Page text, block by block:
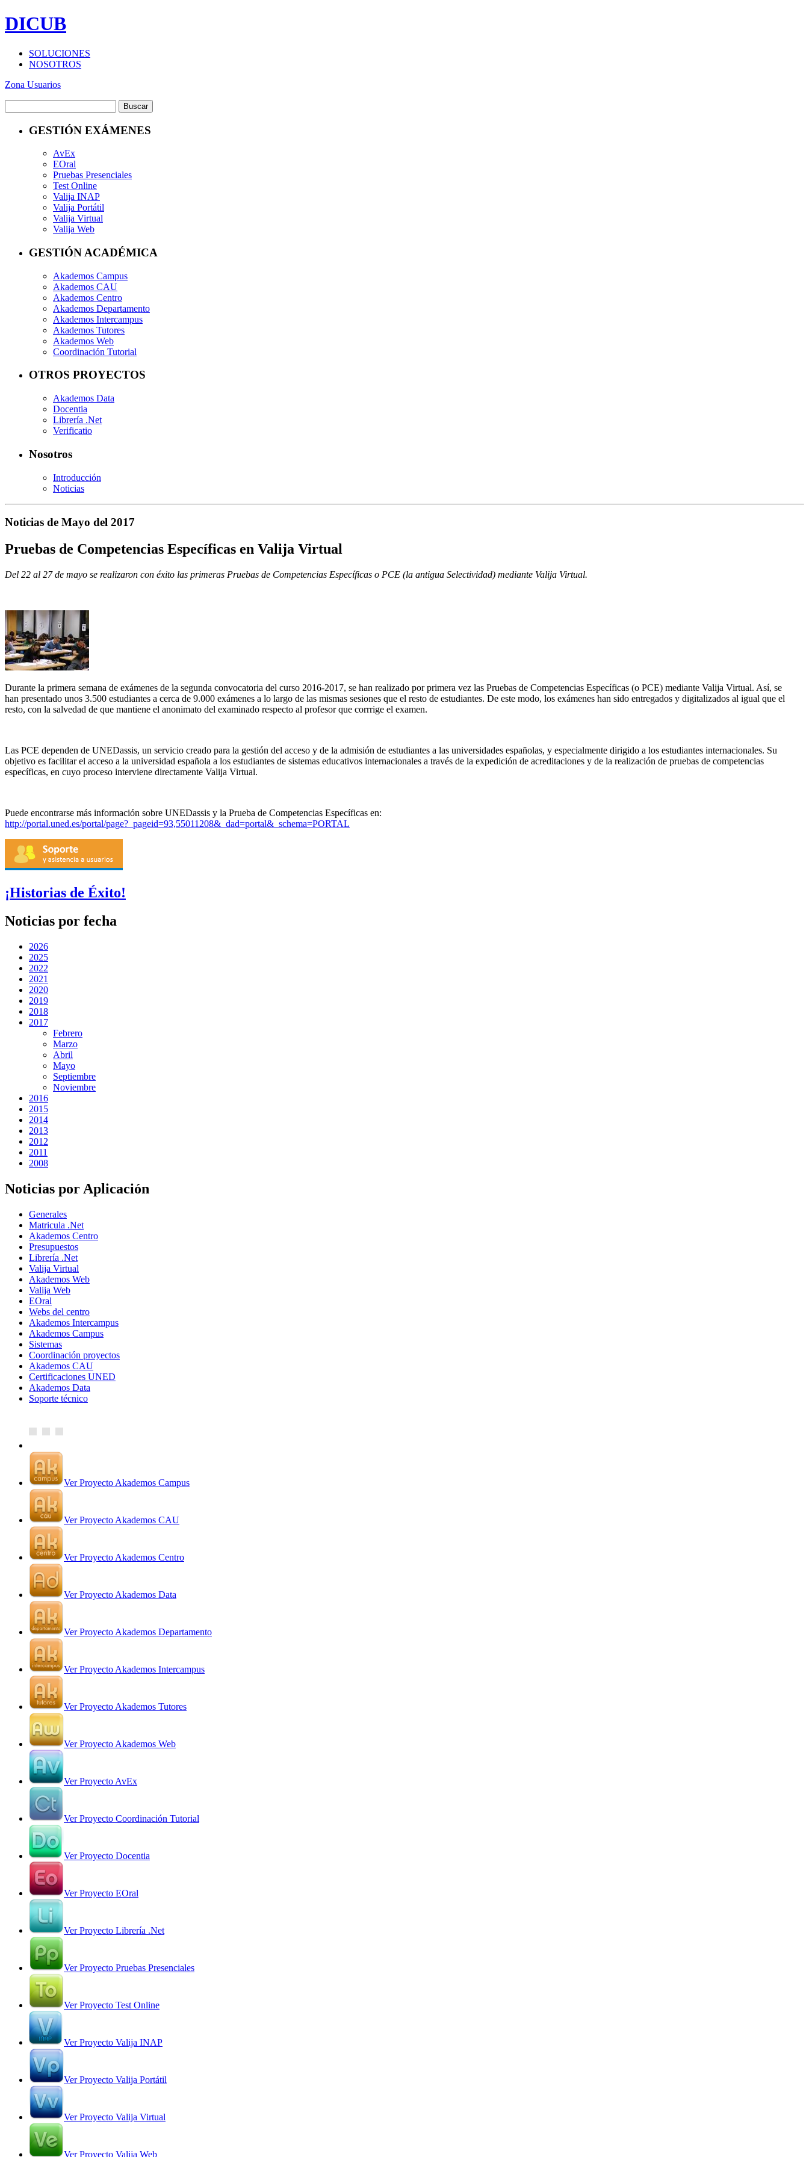
DICUB
SOLUCIONES
NOSOTROS
Zona Usuarios
GESTIÓN EXÁMENES
AvEx
EOral
Pruebas Presenciales
Test Online
Valija INAP
Valija Portátil
Valija Virtual
Valija Web
GESTIÓN ACADÉMICA
Akademos Campus
Akademos CAU
Akademos Centro
Akademos Departamento
Akademos Intercampus
Akademos Tutores
Akademos Web
Coordinación Tutorial
OTROS PROYECTOS
Akademos Data
Docentia
Librería .Net
Verificatio
Nosotros
Introducción
Noticias
Noticias de Mayo del 2017
Pruebas de Competencias Específicas en Valija Virtual
Del 22 al 27 de mayo se realizaron con éxito las primeras Pruebas de Competencias Específicas o PCE (la antigua Selectividad) mediante Valija Virtual.
Durante la primera semana de exámenes de la segunda convocatoria del curso 2016-2017, se han realizado por primera vez las Pruebas de Competencias Específicas (o PCE) mediante Valija Virtual. Así, se
han presentado unos 3.500 estudiantes a cerca de 9.000 exámenes a lo largo de las mismas sesiones que el resto de estudiantes. De este modo, los exámenes han sido entregados y digitalizados al igual que el
resto, con la salvedad de que mantiene el anonimato del examinado respecto al profesor que corrrige el examen.
Las PCE dependen de UNEDassis, un servicio creado para la gestión del acceso y de la admisión de estudiantes a las universidades españolas, y especialmente dirigido a los estudiantes internacionales. Su
objetivo es facilitar el acceso a la universidad española a los estudiantes de sistemas educativos internacionales a través de la expedición de acreditaciones y de la realización de pruebas de competencias
específicas, en cuyo proceso interviene directamente Valija Virtual.
Puede encontrarse más información sobre UNEDassis y la Prueba de Competencias Específicas en:
http://portal.uned.es/portal/page?_pageid=93,55011208&_dad=portal&_schema=PORTAL
¡Historias de Éxito!
Noticias por fecha
2026
2025
2022
2021
2020
2019
2018
2017
Febrero
Marzo
Abril
Mayo
Septiembre
Noviembre
2016
2015
2014
2013
2012
2011
2008
Noticias por Aplicación
Generales
Matricula .Net
Akademos Centro
Presupuestos
Librería .Net
Valija Virtual
Akademos Web
Valija Web
EOral
Webs del centro
Akademos Intercampus
Akademos Campus
Sistemas
Coordinación proyectos
Akademos CAU
Certificaciones UNED
Akademos Data
Soporte técnico
Ver Proyecto Akademos Campus
Ver Proyecto Akademos CAU
Ver Proyecto Akademos Centro
Ver Proyecto Akademos Data
Ver Proyecto Akademos Departamento
Ver Proyecto Akademos Intercampus
Ver Proyecto Akademos Tutores
Ver Proyecto Akademos Web
Ver Proyecto AvEx
Ver Proyecto Coordinación Tutorial
Ver Proyecto Docentia
Ver Proyecto EOral
Ver Proyecto Librería .Net
Ver Proyecto Pruebas Presenciales
Ver Proyecto Test Online
Ver Proyecto Valija INAP
Ver Proyecto Valija Portátil
Ver Proyecto Valija Virtual
Ver Proyecto Valija Web